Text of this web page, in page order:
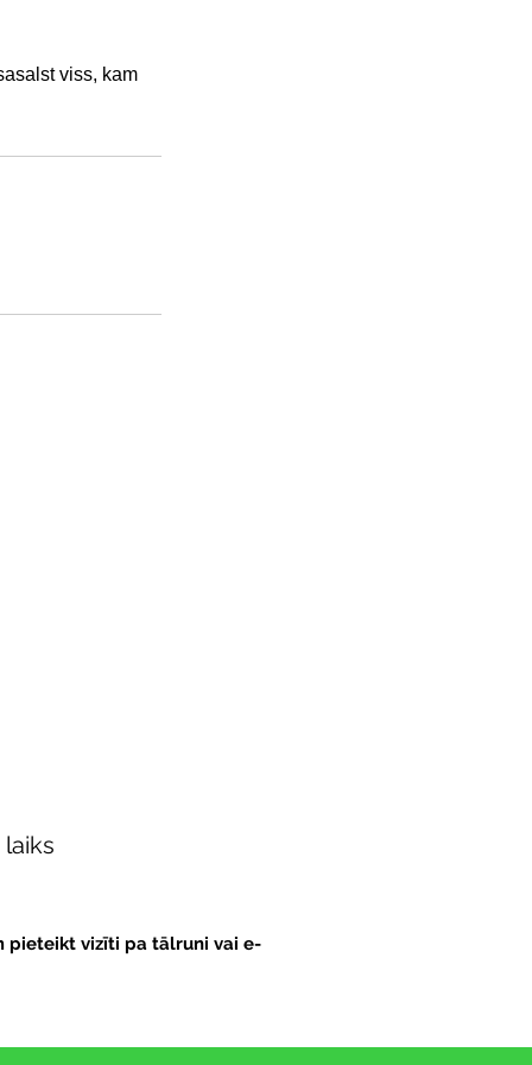
viss, kam
pieteikt vizīti pa tālruni vai e-